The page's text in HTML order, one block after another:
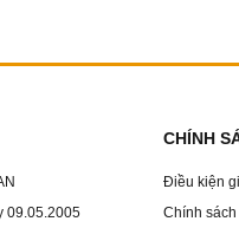
09.05.2005
CHÍNH
Điều kiện
Chính